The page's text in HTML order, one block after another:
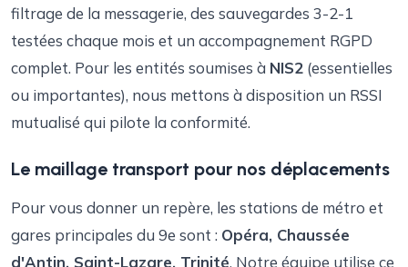
filtrage de la messagerie, des sauvegardes 3-2-1
testées chaque mois et un accompagnement RGPD
complet. Pour les entités soumises à NIS2 (essentielles
ou importantes), nous mettons à disposition un RSSI
mutualisé qui pilote la conformité.
Le maillage transport pour nos déplacements
Pour vous donner un repère, les stations de métro et
gares principales du 9e sont : Opéra, Chaussée
d'Antin, Saint-Lazare, Trinité. Notre équipe utilise ce